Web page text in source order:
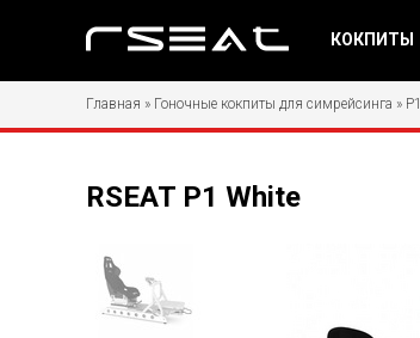
КОКПИТЫ
Главная » Гоночные кокпиты для симрейсинга » P1
RSEAT P1 White